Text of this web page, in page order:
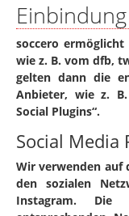
soccero
wie z. B. vom dfb,
gelten dann die
Anbieter, wie z.
Social Plugins“.
Social Media
Wir verwenden auf
den sozialen
Instagram.